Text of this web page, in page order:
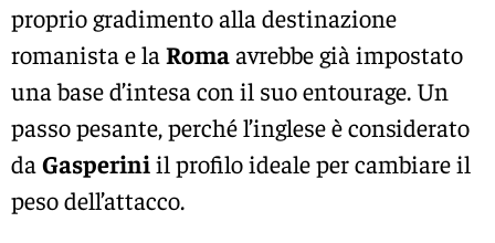
proprio gradimento alla destinazione
romanista e la Romaavrebbe già impostato
una base d’intesa con il suo entourage. Un
passo pesante, perché l’inglese è considerato
da Gasperiniil profilo ideale per cambiare il
peso dell’attacco.